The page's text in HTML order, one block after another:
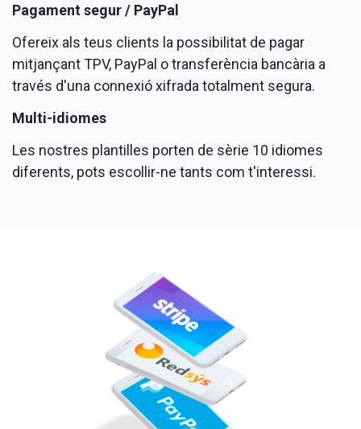
Pagament segur / PayPal
Ofereix als teus clients la possibilitat de pagar
mitjançant TPV, PayPal o transferència bancària a
través d'una connexió xifrada totalment segura.
Multi-idiomes
Les nostres plantilles porten de sèrie 10 idiomes
diferents, pots escollir-ne tants com t'interessi.